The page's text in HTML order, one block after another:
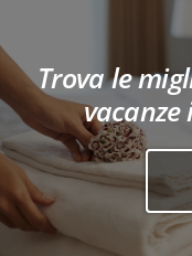
Trova le
vacanze